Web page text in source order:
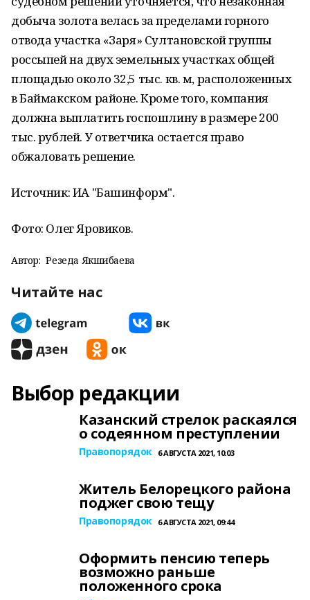
добыча золота велась за пределами горного
отвода участка «Заря» Султановской группы
россыпей на двух земельных участках общей
площадью около 32,5 тыс. кв. м, расположенных
в Баймакском районе. Кроме того, компания
должна выплатить госпошлину в размере 200
тыс. рублей. У ответчика остается право
обжаловать решение.
Источник: ИА "Башинформ".
Фото: Олег Яровиков.
Автор: Резеда Якшибаева
Читайте нас
Выбор редакции
Казанский стрелок раскаялся
о содеянном преступлении
Правопорядок 6 АВГУСТА 2021, 10:03
Житель Белорецкого района
поджег свою тещу
Правопорядок 6 АВГУСТА 2021, 09:44
Оформить пенсию теперь
возможно раньше
положенного срока